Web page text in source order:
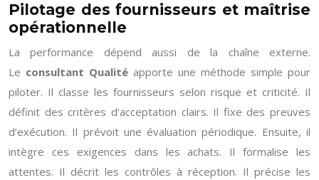
Pilotage des fournisseurs et maîtrise
opérationnelle
La performance dépend aussi de la chaîne externe.
Le consultant Qualité apporte une méthode simple pour
piloter. Il classe les fournisseurs selon risque et criticité. Il
définit des critères d’acceptation clairs. Il fixe des preuves
d’exécution. Il prévoit une évaluation périodique. Ensuite, il
intègre ces exigences dans les achats. Il formalise les
attentes. Il décrit les contrôles à réception. Il précise les